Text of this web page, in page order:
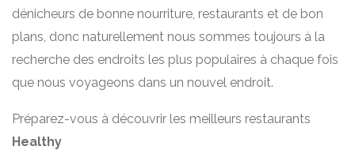
dénicheurs de bonne nourriture, restaurants et de bon
plans, donc naturellement nous sommes toujours à la
recherche des endroits les plus populaires à chaque fois
que nous voyageons dans un nouvel endroit.
Préparez-vous à découvrir les meilleurs restaurants
Healthy